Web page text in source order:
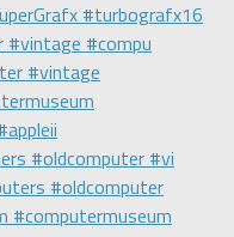
#vintage #compu
#oldcomputer #vi